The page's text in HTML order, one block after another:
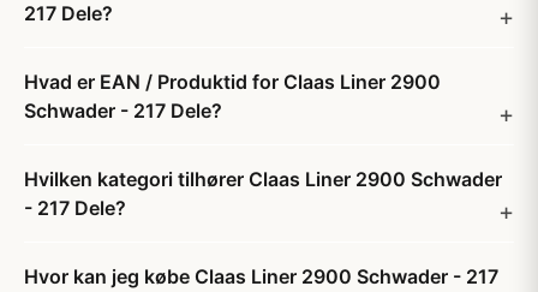
217 Dele?
Hvad er EAN / Produktid for Claas Liner 2900
Schwader - 217 Dele?
Hvilken kategori tilhører Claas Liner 2900 Schwader
- 217 Dele?
Hvor kan jeg købe Claas Liner 2900 Schwader - 217